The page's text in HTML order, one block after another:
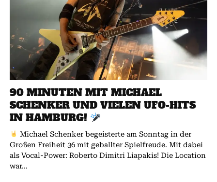
90 MINUTEN MIT MICHAEL
SCHENKER UND VIELEN UFO-HITS
IN HAMBURG!
Michael Schenker begeisterte am Sonntag in der
Großen Freiheit 36 mit geballter Spielfreude. Mit dabei
als Vocal-Power: Roberto Dimitri Liapakis! Die Location
war...